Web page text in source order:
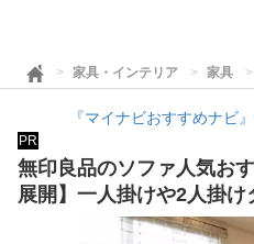
家具・インテリア 家具
『マイナビおすすめナビ
PR
無印良品のソファ人気お
展開】一人掛けや2人掛け